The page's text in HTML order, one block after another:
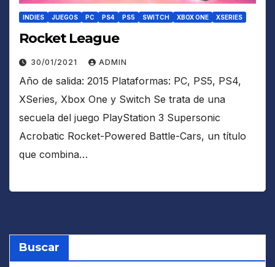
INDIES JUEGOS PC PS4 PS5 SWITCH XBOX ONE XSERIES
Rocket League
30/01/2021 ADMIN
Año de salida: 2015 Plataformas: PC, PS5, PS4,
XSeries, Xbox One y Switch Se trata de una
secuela del juego PlayStation 3 Supersonic
Acrobatic Rocket-Powered Battle-Cars, un título
que combina…
Buscar